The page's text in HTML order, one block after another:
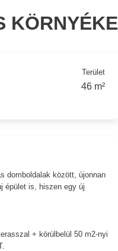
KÖRNYÉKE
Terület
46 m²
domboldalak között, újonnan
épület is, hiszen egy új
+ körülbelül 50 m2-nyi